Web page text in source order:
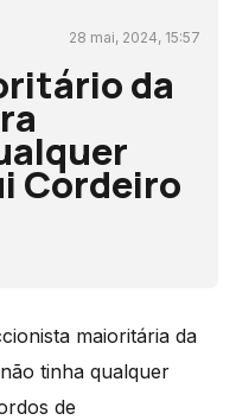
28 mai, 2024, 15:57
da
Cordeiro
maioritária da
tinha qualquer
de